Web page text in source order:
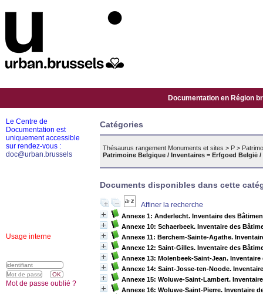
Documentation en Région
Catégories
Thésaurus rangement Monuments et sites > P >
Patrimoine Belgique / Inventaires = Erfgoed België
Documents disponibles dans cette
Affiner la recherche
Annexe 1: Anderlecht. Inventaire des
Annexe 10: Schaerbeek. Inventaire des
Annexe 11: Berchem-Sainte-Agathe.
Annexe 12: Saint-Gilles. Inventaire des
Annexe 13: Molenbeek-Saint-Jean.
Annexe 14: Saint-Josse-ten-Noode.
Annexe 15: Woluwe-Saint-Lambert.
Annexe 16: Woluwe-Saint-Pierre. Inventaire
Le Centre de
Documentation est
uniquement accessible
sur rendez-vous :
doc@urban.brussels
Usage interne
Mot de passe oublié ?